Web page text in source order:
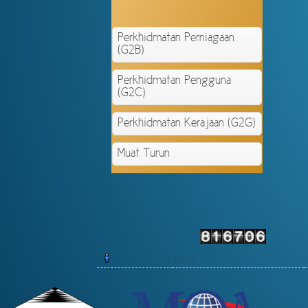
Perkhidmatan Perniagaan
(G2B)
Perkhidmatan Pengguna
(G2C)
Perkhidmatan Kerajaan (G2G)
Muat Turun